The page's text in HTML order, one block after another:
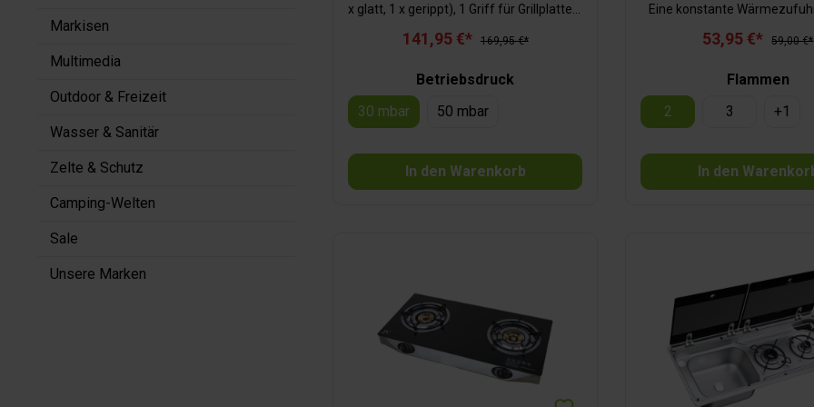
Markisen
Multimedia
Outdoor & Freizeit
Wasser & Sanitär
Zelte & Schutz
Camping-Welten
Sale
Unsere Marken
x glatt, 1 x gerippt), 1 Griff für Grillplatten,
Trage-/Aufbewahrungstasche
141,95 €* 169,95 €*
Betriebsdruck
30 mbar
50 mbar
In den Warenkorb
Eine konstante
gleichzeitig zu
emaillierte
LinksgewindeWas Sie
mbarGasschlauch:
Linksgewinde-Anschluss
nach Ihrem
53,95 €* 59,00 €*
Flammen
2
3 +1
In den